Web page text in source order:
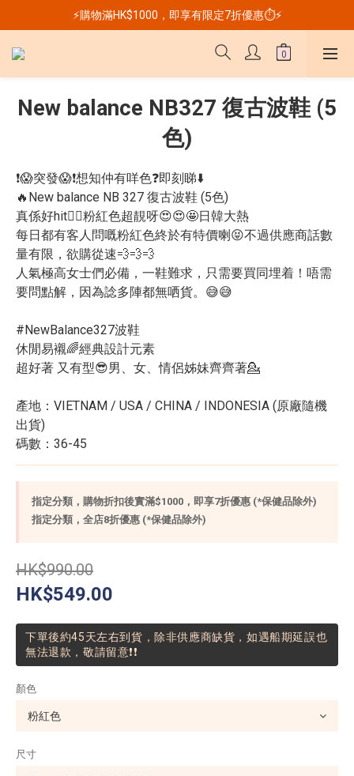
⚡購物滿HK$1000，即享有限定7折優惠⏱️⚡
New balance NB327 復古波鞋 (5
色)
❗😱突發😱❗想知仲有咩色❓即刻睇⬇️
🔥New balance NB 327 復古波鞋 (5色)
真係好hit❤️‍🔥粉紅色超靚呀😍😍🤩日韓大熱
每日都有客人問嘅粉紅色終於有特價喇😝不過供應商話數
量有限，欲購從速💨💨💨
人氣極高女士們必備，一鞋難求，只需要買同埋着！唔需
要問點解，因為諗多陣都無哂貨。😅😅
#NewBalance327波鞋
休閒易襯🌈經典設計元素
超好著 又有型😎男、女、情侶姊妹齊齊著💁
產地：VIETNAM / USA / CHINA / INDONESIA (原廠隨機
出貨)
碼數：36-45
指定分類，購物折扣後實滿$1000，即享7折優惠 (*保健品除外)
指定分類，全店8折優惠 (*保健品除外)
HK$990.00
HK$549.00
下單後約45天左右到貨，除非供應商缺貨，如遇船期延誤也
無法退款，敬請留意❗❗
顏色
尺寸